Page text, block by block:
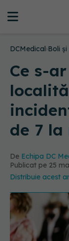
DCMedical›Boli
Ce s-
de 7
De Echipa DC
Publicat pe 25
Distribuie acest